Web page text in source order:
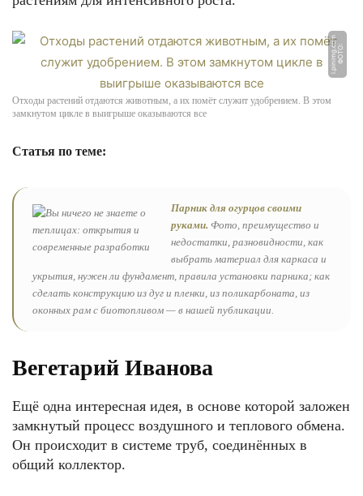
Ф
О
Т
О:
i.
pi
ni
m
g.
c
o
m
Отходы растений отдаются животным, а их помёт служит удобрением. В этом
замкнутом цикле в выигрыше оказываются все
Статья по теме:
Парник для огурцов своими
руками. Фото, преимущество и
недостатки, разновидности, как
выбрать материал для каркаса и
укрытия, нужен ли фундамент, правила установки парника; как
сделать конструкцию из дуг и пленки, из поликарбоната, из
оконных рам с биотопливом — в нашей публикации.
Вегетарий Иванова
Ещё одна интересная идея, в основе которой заложен
замкнутый процесс воздушного и теплового обмена.
Он происходит в системе труб, соединённых в
общий коллектор.